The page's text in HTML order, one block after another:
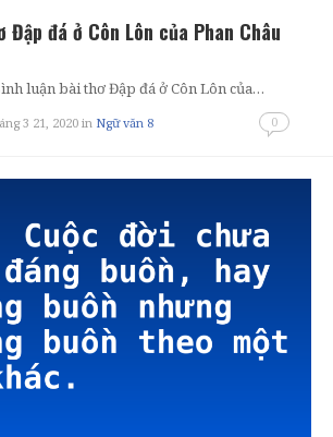
đá ở Côn Lôn của Phan Châu
luận bài thơ Đập đá ở Côn Lôn của…
3 21, 2020 in Ngữ văn 8 0